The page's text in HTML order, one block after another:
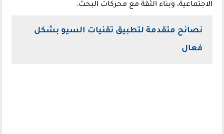
الاجتماعية، وبناء الثقة مع محركات البحث.
نصائح متقدمة لتطبيق تقنيات السيو بشكل
فعال